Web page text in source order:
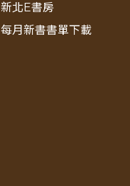
新北E書房
每月新書書單下載